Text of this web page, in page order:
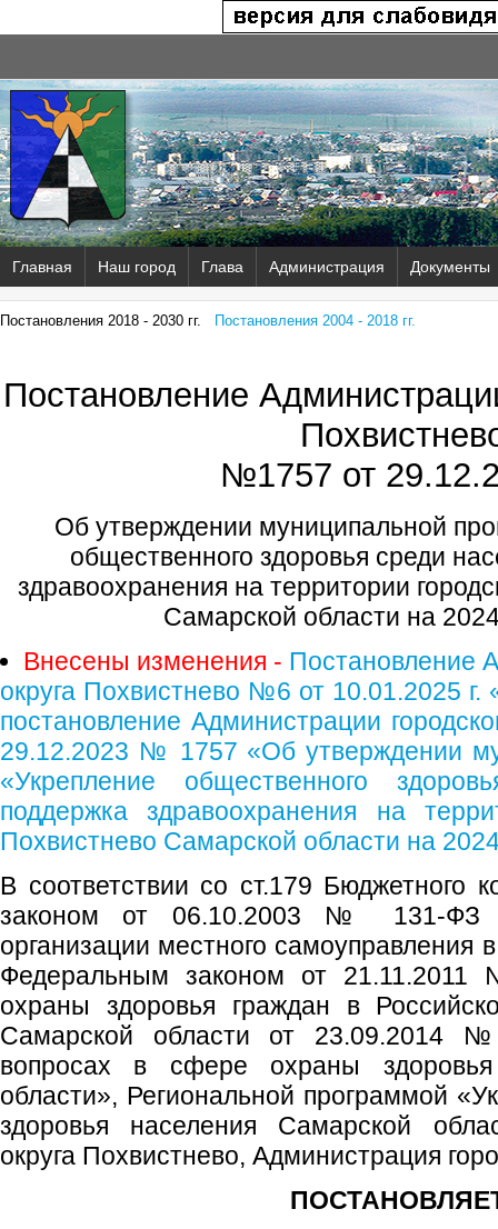
Главная Наш город Глава Администрация Документы
Постановления 2018 - 2030 гг. Постановления 2004 - 2018 гг.
Постановление
№1757 от
Об утверждении муниципальной
общественного здоровья среди
здравоохранения на территории
Самарской области на
Внесены изменения - Постановление
округа Похвистнево №6 от 10.01.2025
постановление Администрации
29.12.2023 № 1757 «Об утверждении
«Укрепление общественного
поддержка здравоохранения на
Похвистнево Самарской области на
В соответствии со ст.179 Бюджетного
законом от 06.10.2003 № 131-ФЗ
организации местного самоуправления
Федеральным законом от
охраны здоровья граждан в
Самарской области от 23.09.2014
вопросах в сфере охраны
области», Региональной программой
здоровья населения Самарской
округа Похвистнево, Администрация